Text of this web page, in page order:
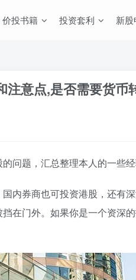
价投书籍 投资套利 新股
注意点,是否需要货币
问题，汇总整理本人的一些
内券商也可投资港股，还有
在门外。如果你是一个资深